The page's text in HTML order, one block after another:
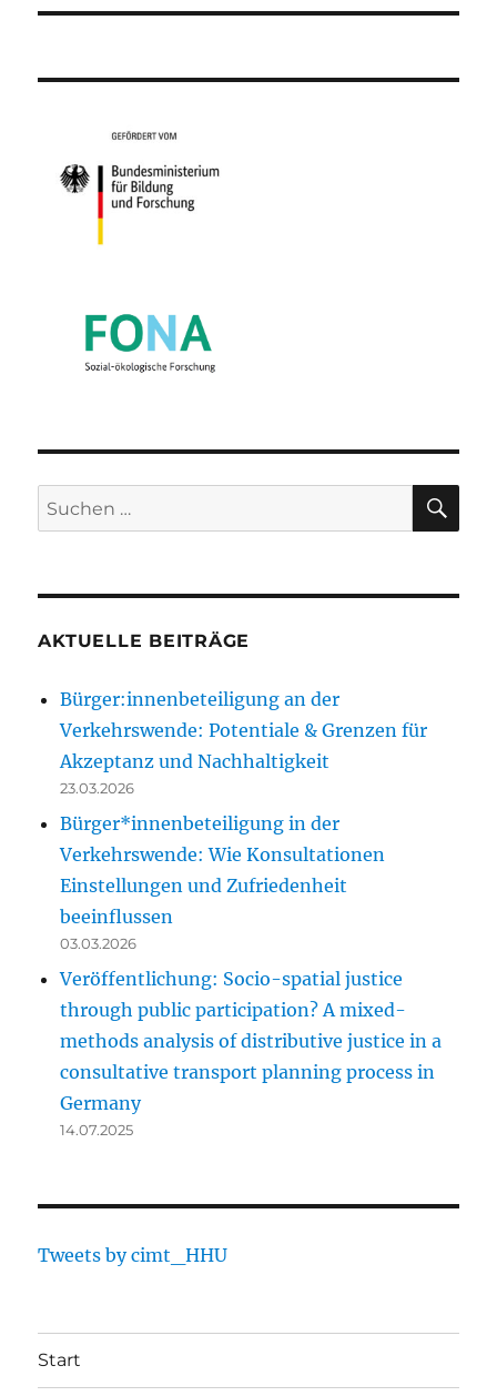
Suchen
nach:
AKTUELLE BEITRÄGE
Bürger:innenbeteiligung an der
Verkehrswende: Potentiale & Grenzen für
Akzeptanz und Nachhaltigkeit
23.03.2026
Bürger*innenbeteiligung in der
Verkehrswende: Wie Konsultationen
Einstellungen und Zufriedenheit
beeinflussen
03.03.2026
Veröffentlichung: Socio-spatial justice
through public participation? A mixed-
methods analysis of distributive justice in a
consultative transport planning process in
Germany
14.07.2025
Tweets by cimt_HHU
Start